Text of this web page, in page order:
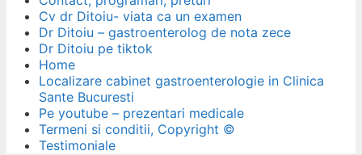
Cv dr Ditoiu- viata ca un examen
Dr Ditoiu – gastroenterolog de nota zece
Dr Ditoiu pe tiktok
Home
Localizare cabinet gastroenterologie in Clinica
Sante Bucuresti
Pe youtube – prezentari medicale
Termeni si conditii, Copyright ©
Testimoniale